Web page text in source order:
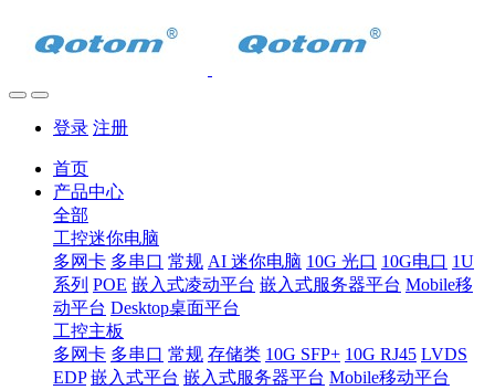
登录 注册
首页
产品中心
全部
工控迷你电脑
多网卡 多串口 常规 AI 迷你电脑 10G 光口 10G电口 1U
系列 POE 嵌入式凌动平台 嵌入式服务器平台 Mobile移
动平台 Desktop桌面平台
工控主板
多网卡 多串口 常规 存储类 10G SFP+ 10G RJ45 LVDS
EDP 嵌入式平台 嵌入式服务器平台 Mobile移动平台